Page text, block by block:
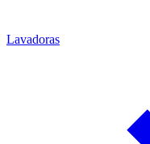
Lavadoras